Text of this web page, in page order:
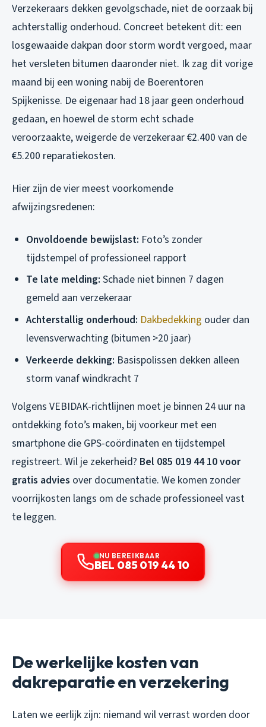
Verzekeraars dekken gevolgschade, niet de oorzaak bij
achterstallig onderhoud. Concreet betekent dit: een
losgewaaide dakpan door storm wordt vergoed, maar
het versleten bitumen daaronder niet. Ik zag dit vorige
maand bij een woning nabij de Boerentoren
Spijkenisse. De eigenaar had 18 jaar geen onderhoud
gedaan, en hoewel de storm echt schade
veroorzaakte, weigerde de verzekeraar €2.400 van de
€5.200 reparatiekosten.
Hier zijn de vier meest voorkomende
afwijzingsredenen:
Onvoldoende bewijslast: Foto’s zonder
tijdstempel of professioneel rapport
Te late melding: Schade niet binnen 7 dagen
gemeld aan verzekeraar
Achterstallig onderhoud: Dakbedekking ouder dan
levensverwachting (bitumen >20 jaar)
Verkeerde dekking: Basispolissen dekken alleen
storm vanaf windkracht 7
Volgens VEBIDAK-richtlijnen moet je binnen 24 uur na
ontdekking foto’s maken, bij voorkeur met een
smartphone die GPS-coördinaten en tijdstempel
registreert. Wil je zekerheid? Bel 085 019 44 10 voor
gratis advies over documentatie. We komen zonder
voorrijkosten langs om de schade professioneel vast
te leggen.
NU BEREIKBAAR
BEL 085 019 44 10
De werkelijke kosten van
dakreparatie en verzekering
Laten we eerlijk zijn: niemand wil verrast worden door